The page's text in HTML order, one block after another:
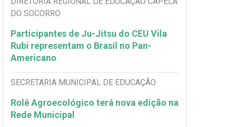
DO SOCORRO
Participantes de Ju-Jitsu do CEU Vila
Rubi representam o Brasil no Pan-
Americano
SECRETARIA MUNICIPAL DE EDUCAÇÃO
Rolê Agroecológico terá nova edição na
Rede Municipal